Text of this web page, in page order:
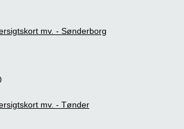
mv. - Sønderborg
mv. - Tønder